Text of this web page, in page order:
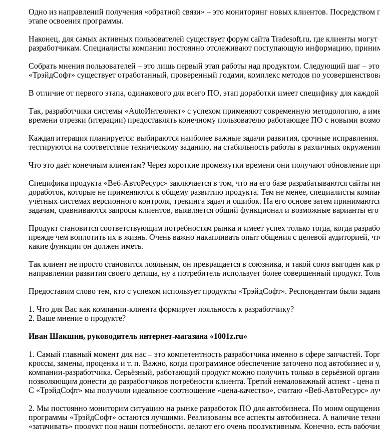
Одно из направлений получения «обратной связи» – это мониторинг новых клиентов. Посредством
этапе освоения программы.
Наконец, для самых активных пользователей существует форум сайта Tradesoft.ru, где клиенты
разработчикам. Специалисты компании постоянно отслеживают поступающую информацию,
Собрать мнения пользователей – это лишь первый этап работы над продуктом. Следующий шаг –
«ТрэйдСофт» существует отработанный, проверенный годами, комплекс методов по
В отличие от первого этапа, одинакового для всего ПО, этап доработки имеет специфику для
Так, разработчики системы «AutoИнтеллект» с успехом применяют современную методологию, а
времени отрезки (итерации) предоставлять конечному пользователю работающее ПО с новыми
Каждая итерация планируется: выбираются наиболее важные задачи развития, срочные
тестируются на соответствие техническому заданию, на стабильность работы в различных
Что это даёт конечным клиентам? Через короткие промежутки времени они получают обновление
Специфика продукта «Веб-АвтоРесурс» заключается в том, что на его базе разрабатываются сайты
доработок, которые не применяются к общему развитию продукта. Тем не менее, специалисты
учётных системах версионного контроля, трекинга задач и ошибок. На его основе затем
задачам, сравниваются запросы клиентов, выявляется общий функционал и возможные варианты его
Продукт становится соответствующим потребностям рынка и имеет успех только тогда, когда
прежде чем воплотить их в жизнь. Очень важно накапливать опыт общения с целевой аудиторией,
какие функции он должен иметь.
Так клиент не просто становится лояльным, он превращается в союзника, и такой союз выгоден как
направлении развития своего детища, ну а потребитель использует более совершенный продукт.
Предоставим слово тем, кто с успехом использует продукты «ТрэйдСофт». Респондентам были
1. Что для Вас как компании-клиента формирует лояльность к разработчику?
2. Ваше мнение о продукте?
Иван Шакшин, руководитель интернет-магазина «1001z.ru»
1. Самый главный момент для нас – это компетентность разработчика именно в сфере запчастей.
кроссы, замены, проценка и т. п. Важно, когда программное обеспечение заточено под автобизнес и
компании-разработчика. Серьёзный, работающий продукт можно получить только в серьёзной
позволяющим донести до разработчиков потребности клиента. Третий немаловажный аспект -
С «ТрэйдСофт» мы получили идеальное соотношение «цена-качество», считаю «Веб-АвтоРесурс»
2. Мы постоянно мониторим ситуацию на рынке разработок ПО для автобизнеса. По моим
программы «ТрэйдСофт» остаются лучшими. Реализованы все аспекты автобизнеса. А наличие
«затачивать» продукт под наши потребности, делают его очень продуктивным. Конечно, есть